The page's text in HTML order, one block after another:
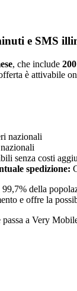
e SMS
, che include
è attivabile
nazionali
senza costi
spedizione:
della
e offre la
a Very